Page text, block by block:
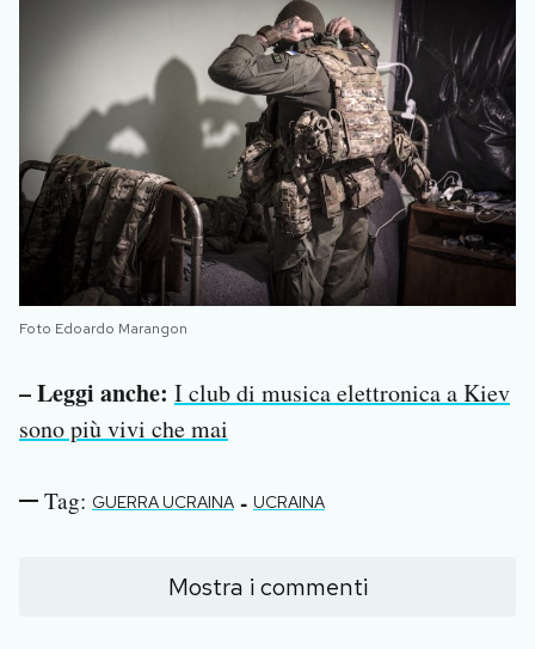
Foto Edoardo Marangon
– Leggi anche: I club di musica elettronica a Kiev
sono più vivi che mai
Tag: GUERRA UCRAINA - UCRAINA
Mostra i commenti